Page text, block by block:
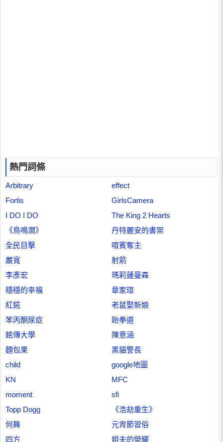
熱門詞條
Arbitrary
effect
Fortis
GirlsCamera
I DO I DO
The King 2 Hearts
《鳥鳴澗》
丹特麗安的書架
全民目擊
喧賓奪主
嚴寬
射箭
李彥宏
瑪莉蓮曼森
穩穩的幸福
章家瑄
紅錵
老鼠娶新娘
苯丙酮尿症
跆拳道
銘傳大學
陳意涵
麵包果
黑貓警長
child
google地圖
KN
MFC
moment
sfi
Topp Dogg
《浩劫重生》
何舞
元宵節習俗
四方
姐夫的榮耀